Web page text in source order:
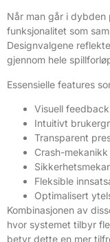
Når man går i dybden
funksjonalitet som
Designvalgene
gjennom hele
Essensielle features
Visuell
Intuitivt
Transparent
Crash-
Fleksible
Optimalisert
Kombinasjonen av
hvor systemet tilbyr
betyr dette en mer